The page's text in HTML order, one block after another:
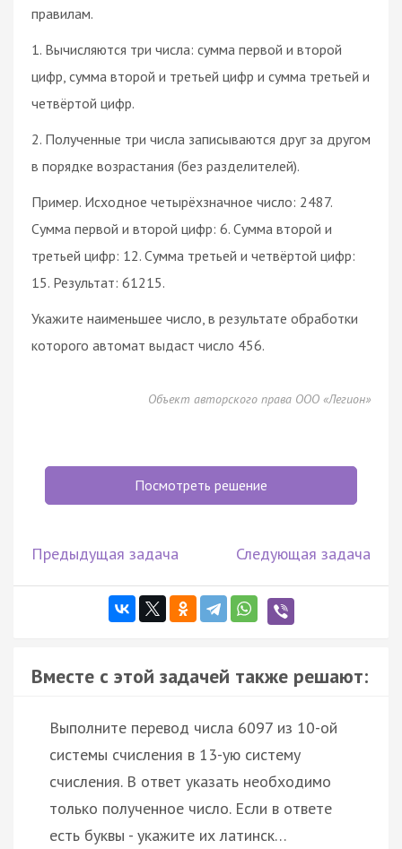
правилам.
1. Вычисляются три числа: сумма первой и второй
цифр, сумма второй и третьей цифр и сумма третьей и
четвёртой цифр.
2. Полученные три числа записываются друг за другом
в порядке возрастания (без разделителей).
Пример. Исходное четырёхзначное число: 2487.
Сумма первой и второй цифр: 6. Сумма второй и
третьей цифр: 12. Сумма третьей и четвёртой цифр:
15. Результат: 61215.
Укажите наименьшее число, в результате обработки
которого автомат выдаст число 456.
Объект авторского права ООО «Легион»
Посмотреть решение
Предыдущая задача Следующая задача
Вместе с этой задачей также решают:
Выполните перевод числа 6097 из 10-ой
системы счисления в 13-ую систему
счисления. В ответ указать необходимо
только полученное число. Если в ответе
есть буквы - укажите их латинск…